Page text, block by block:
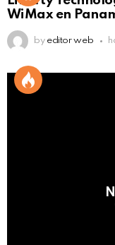
WiMax en
by editor web